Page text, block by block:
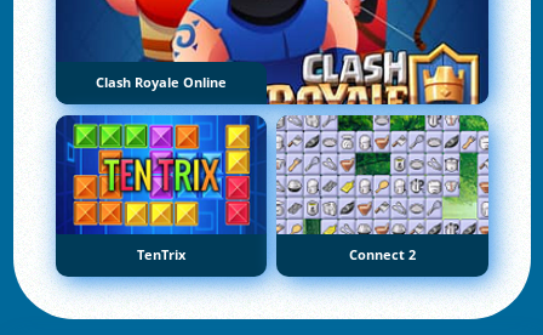
Clash Royale Online
TenTrix Connect 2